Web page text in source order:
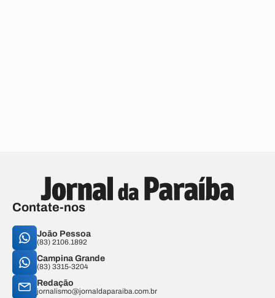
Contate-nos
João Pessoa
(83) 2106.1892
Campina Grande
(83) 3315-3204
Redação
jornalismo@jornaldaparaiba.com.br